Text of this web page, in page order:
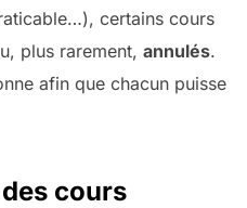
certains cours
plus rarement, annulés.
afin que chacun puisse
cours